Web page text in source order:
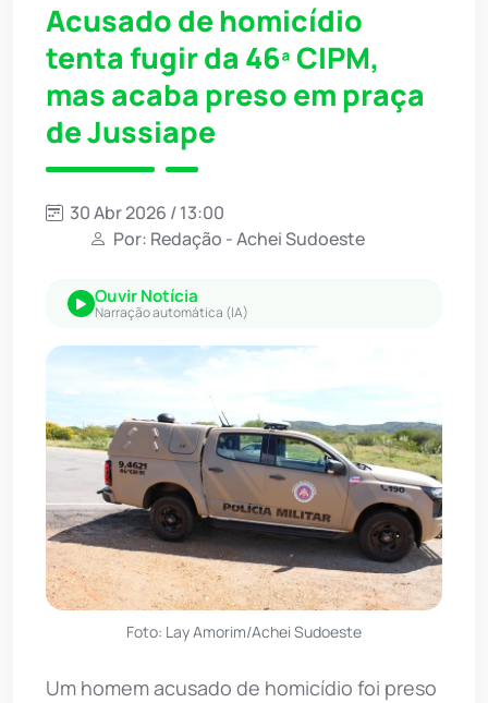
Acusado de homicídio
tenta fugir da 46ª CIPM,
mas acaba preso em praça
de Jussiape
30 Abr 2026 / 13:00
Por: Redação - Achei Sudoeste
Ouvir Notícia
Narração automática (IA)
Foto: Lay Amorim/Achei Sudoeste
Um homem acusado de homicídio foi preso